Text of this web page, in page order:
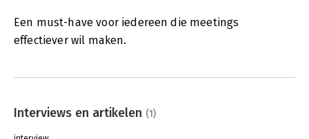
Een must-have voor iedereen die meetings
effectiever wil maken.
Interviews en artikelen (1)